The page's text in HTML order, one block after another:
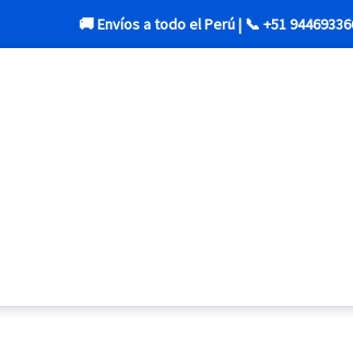
🚚 Envíos a todo el Perú | 📞 +51